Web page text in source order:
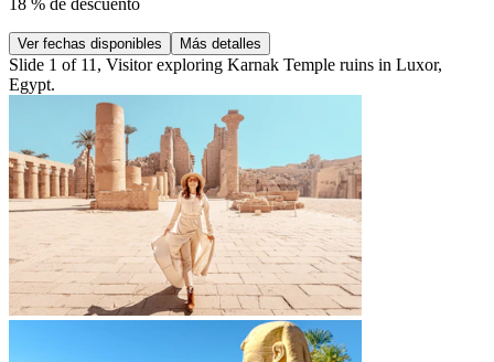
Ver fechas disponibles Más detalles
Slide 1 of 11, Visitor exploring Karnak Temple ruins in Luxor,
Egypt.